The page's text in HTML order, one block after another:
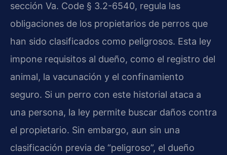
sección Va. Code § 3.2-6540, regula las
obligaciones de los propietarios de perros que
han sido clasificados como peligrosos. Esta ley
impone requisitos al dueño, como el registro del
animal, la vacunación y el confinamiento
seguro. Si un perro con este historial ataca a
una persona, la ley permite buscar daños contra
el propietario. Sin embargo, aun sin una
clasificación previa de “peligroso”, el dueño